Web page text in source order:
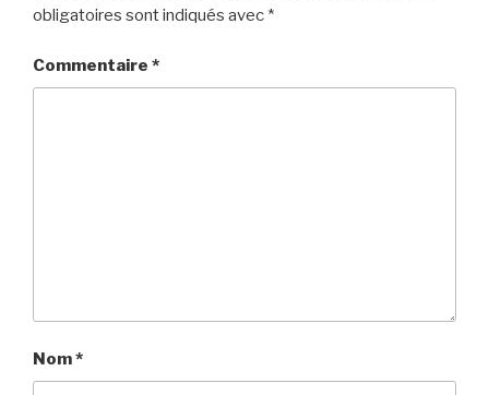
obligatoires sont indiqués avec *
Commentaire *
Nom*